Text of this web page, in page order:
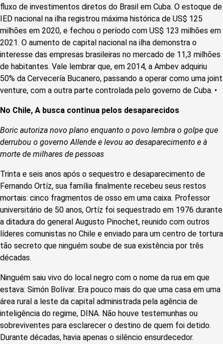
fluxo de investimentos diretos do Brasil em Cuba. O estoque de
IED nacional na ilha registrou máxima histórica de US$ 125
milhões em 2020, e fechou o período com US$ 123 milhões em
2021. O aumento de capital nacional na ilha demonstra o
interesse das empresas brasileiras no mercado de 11,3 milhões
de habitantes. Vale lembrar que, em 2014, a Ambev adquiriu
50% da Cervecería Bucanero, passando a operar como uma joint
venture, com a outra parte controlada pelo governo de Cuba. •
No Chile, A busca continua pelos desaparecidos
Boric autoriza novo plano enquanto o povo lembra o golpe que
derrubou o governo Allende e levou ao desaparecimento e à
morte de milhares de pessoas
Trinta e seis anos após o sequestro e desaparecimento de
Fernando Ortíz, sua família finalmente recebeu seus restos
mortais: cinco fragmentos de osso em uma caixa. Professor
universitário de 50 anos, Ortíz foi sequestrado em 1976 durante
a ditadura do general Augusto Pinochet, reunido com outros
líderes comunistas no Chile e enviado para um centro de tortura
tão secreto que ninguém soube de sua existência por três
décadas.
Ninguém saiu vivo do local negro com o nome da rua em que
estava: Simón Bolívar. Era pouco mais do que uma casa em uma
área rural a leste da capital administrada pela agência de
inteligência do regime, DINA. Não houve testemunhas ou
sobreviventes para esclarecer o destino de quem foi detido.
Durante décadas, havia apenas o silêncio ensurdecedor.